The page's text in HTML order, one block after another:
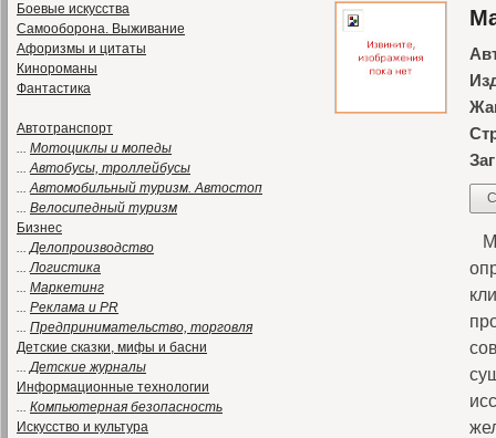
Боевые искусства
Самооборона. Выживание
Афоризмы и цитаты
Кинороманы
Фантастика
Автотранспорт
... Мотоциклы и мопеды
...Автобусы, троллейбусы
...Автомобильный туризм. Автостоп
... Велосипедный туризм
Бизнес
...Делопроизводство
...Логистика
... Маркетинг
... Реклама и PR
... Предпринимательство, торговля
Детские сказки, мифы и басни
...Детские журналы
Информационные технологии
... Компьютерная безопасность
Искусство и культура